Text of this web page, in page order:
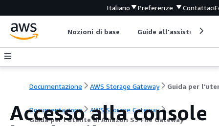
Italiano Preferenze Contattaci
Nozioni di base Guide all'assistenza
Documentazione AWS Storage Gateway
Documentazione
AWS Storage Gateway
Guida per l'utente di Amazon S3 File Gateway
Accesso alla console